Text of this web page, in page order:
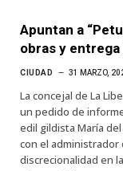
Apuntan a
obras y
CIUDAD 31 MARZO,
La concejal de La
un pedido de
edil gildista María
con el administrador
discrecionalidad en